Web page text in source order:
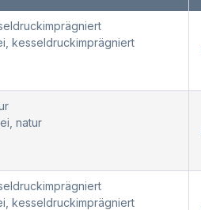
kesseldruckimprägniert
natur
kesseldruckimprägniert